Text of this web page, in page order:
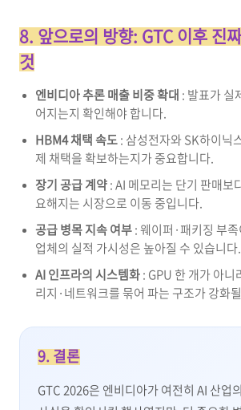
8. 앞으로의 방향: GTC 이후 진
것
엔비디아 추론 매출 비중 확대 : 발표가 실
어지는지 확인해야 합니다.
HBM4 채택 속도: 삼성전자와 SK하이닉
제 채택을 확보하는지가 중요합니다.
장기 공급 계약: AI 메모리는 단기 판매보
요해지는 시장으로 이동 중입니다.
공급 병목 지속 여부: 웨이퍼·패키징 부
업체의 실적 가시성은 높아질 수 있습니다.
AI 인프라의 시스템화: GPU 한 개가 아
리지·네트워크를 묶어 파는 구조가 강화
9. 결론
GTC 2026은 엔비디아가 여전히 AI 산업